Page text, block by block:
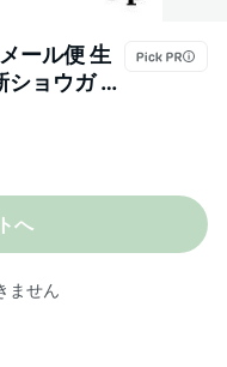
ール便 生
ョウガ 新
しょうが
へ
ません